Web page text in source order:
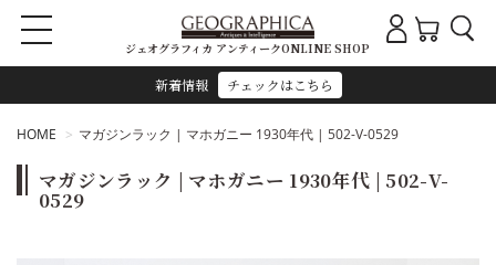
新着情報 チェックはこちら
ジェオグラフィカ アンティークONLINE SHOP
HOME マガジンラック | マホガニー 1930年代 | 502-V-0529
マガジンラック | マホガニー 1930年代 | 502-V-
0529